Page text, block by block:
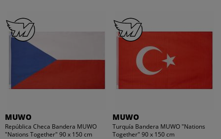
MUWO
República Checa Bandera MUWO
"Nations Together" 90 x 150 cm
MUWO
Turquía Bandera MUWO "Nations
Together" 90 x 150 cm